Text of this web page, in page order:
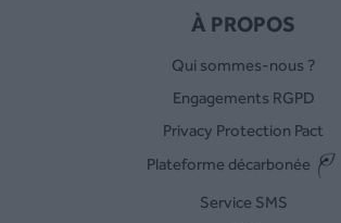
À PROPOS
Qui sommes-nous ?
Engagements RGPD
Privacy Protection Pact
Plateforme décarbonée
Service SMS